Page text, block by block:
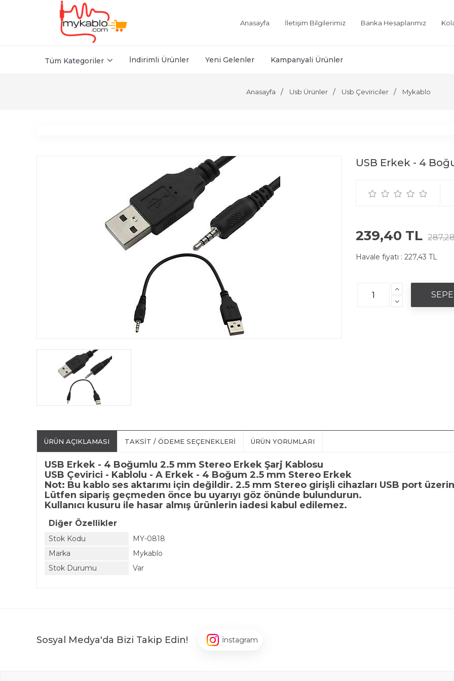
Anasayfa İletişim Bilgilerimiz Banka Hesaplarımız
Tüm Kategoriler İndirimli Ürünler Yeni Gelenler Kampanyali Ürünler
Anasayfa Usb Ürünler Usb Çeviriciler Mykablo
USB Erkek - 4
239,40 TL
Havale fiyatı : 227,43 TL
ÜRÜN AÇIKLAMASI TAKSIT / ÖDEME SEÇENEKLERI ÜRÜN YORUMLARI
USB Erkek - 4 Boğumlu 2.5 mm Stereo Erkek Şarj Kablosu
USB Çevirici - Kablolu - A Erkek - 4 Boğum 2.5 mm Stereo Erkek
Not: Bu kablo ses aktarımı için değildir. 2.5 mm Stereo girişli cihazları USB port
Lütfen sipariş geçmeden önce bu uyarıyı göz önünde bulundurun.
Kullanıcı kusuru ile hasar almış ürünlerin iadesi kabul edilemez.
Diğer Özellikler
Stok Kodu
MY-0818
Marka
Mykablo
Stok Durumu
Var
Sosyal Medya'da Bizi Takip Edin! İnstagram